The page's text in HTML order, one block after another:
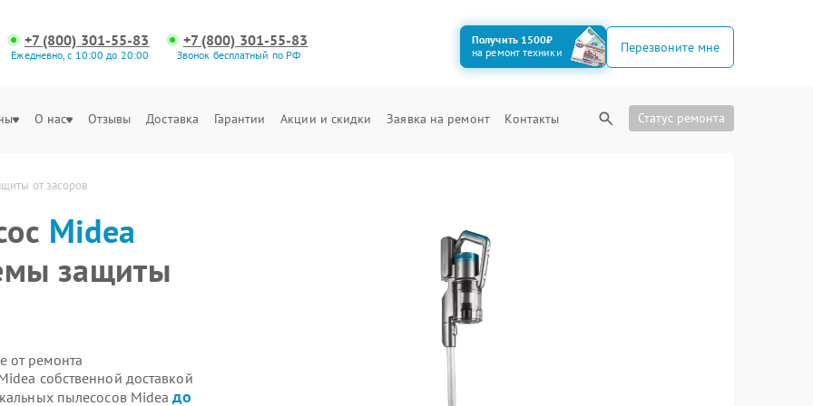
+7 (800) 301-55-83
Ежедневно, с 10:00 до 20:00
+7 (800) 301-55-83
Звонок бесплатный по РФ
Получить 1500₽
на ремонт техники
Перезвоните мне
О нас Отзывы Доставка Гарантии Акции и скидки Заявка на ремонт Контакты Статус ремонта
от засоров
Midea
защиты
от ремонта
собственной доставкой
пылесосов Mideaдо